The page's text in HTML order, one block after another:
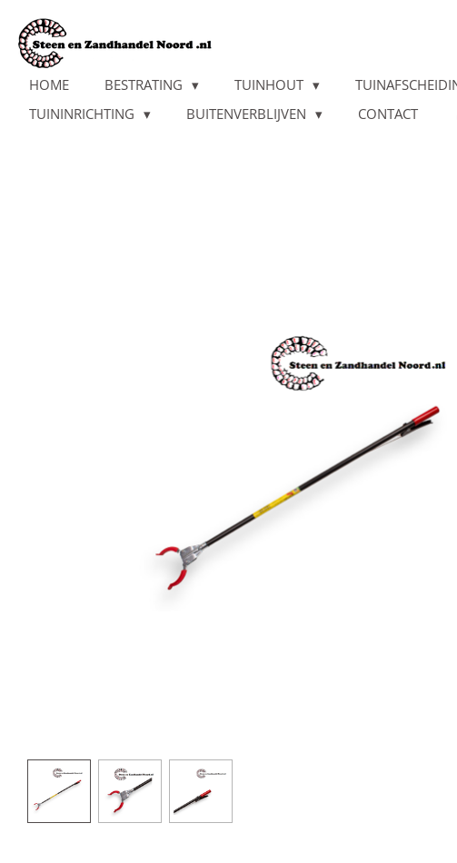
direct
naar
HOME BESTRATING TUINHOUT
TUININRICHTING
BUITENVERBLIJVEN CONTACT